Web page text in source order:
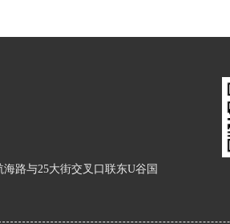
路与25大街交叉口联东U谷国